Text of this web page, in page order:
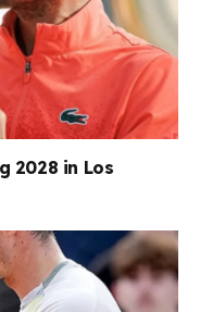
2028 in Los